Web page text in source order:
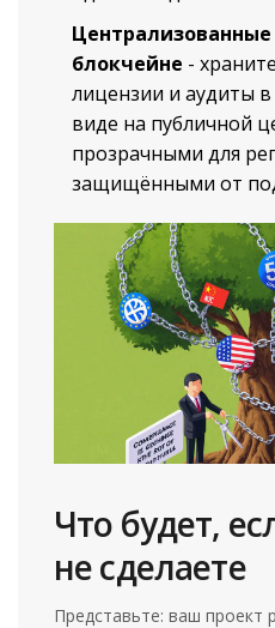
Централизованные
блокчейне -
лицензии и аудиты
виде на публичной
прозрачными для
защищёнными от
Что будет,
не сделаете
Представьте: ваш проект